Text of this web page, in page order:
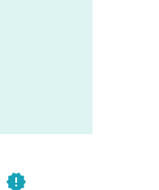
new_releases